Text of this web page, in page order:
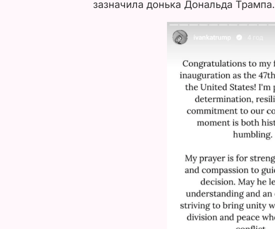
зазначила донька Дональда Трампа.